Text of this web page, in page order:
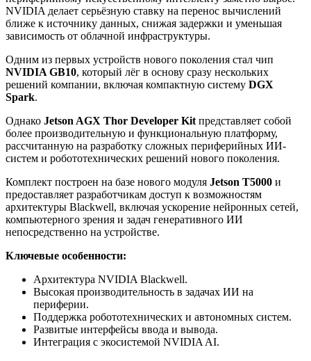
NVIDIA делает серьёзную ставку на перенос вычислений
ближе к источнику данных, снижая задержки и уменьшая
зависимость от облачной инфраструктуры.
Одним из первых устройств нового поколения стал чип
NVIDIA GB10, который лёг в основу сразу нескольких
решений компании, включая компактную систему DGX
Spark.
Однако Jetson AGX Thor Developer Kit представляет собой
более производительную и функциональную платформу,
рассчитанную на разработку сложных периферийных ИИ-
систем и робототехнических решений нового поколения.
Комплект построен на базе нового модуля Jetson T5000 и
предоставляет разработчикам доступ к возможностям
архитектуры Blackwell, включая ускорение нейронных сетей,
компьютерного зрения и задач генеративного ИИ
непосредственно на устройстве.
Ключевые особенности:
Архитектура NVIDIA Blackwell.
Высокая производительность в задачах ИИ на
периферии.
Поддержка робототехнических и автономных систем.
Развитые интерфейсы ввода и вывода.
Интеграция с экосистемой NVIDIA AI.